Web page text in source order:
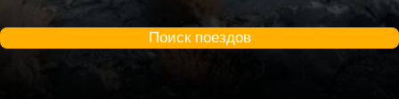
Поиск поездов